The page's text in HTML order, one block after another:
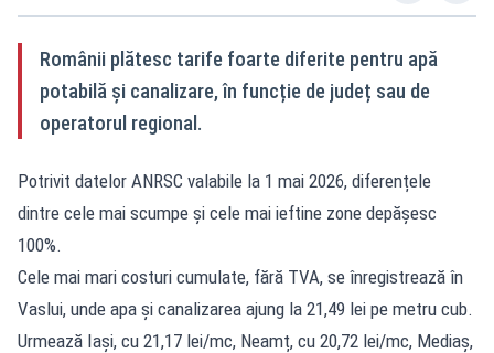
Românii plătesc tarife foarte diferite pentru apă
potabilă și canalizare, în funcție de județ sau de
operatorul regional.
Potrivit datelor ANRSC valabile la 1 mai 2026, diferențele
dintre cele mai scumpe și cele mai ieftine zone depășesc
100%.
Cele mai mari costuri cumulate, fără TVA, se înregistrează în
Vaslui, unde apa și canalizarea ajung la 21,49 lei pe metru cub.
Urmează Iași, cu 21,17 lei/mc, Neamț, cu 20,72 lei/mc, Mediaș,